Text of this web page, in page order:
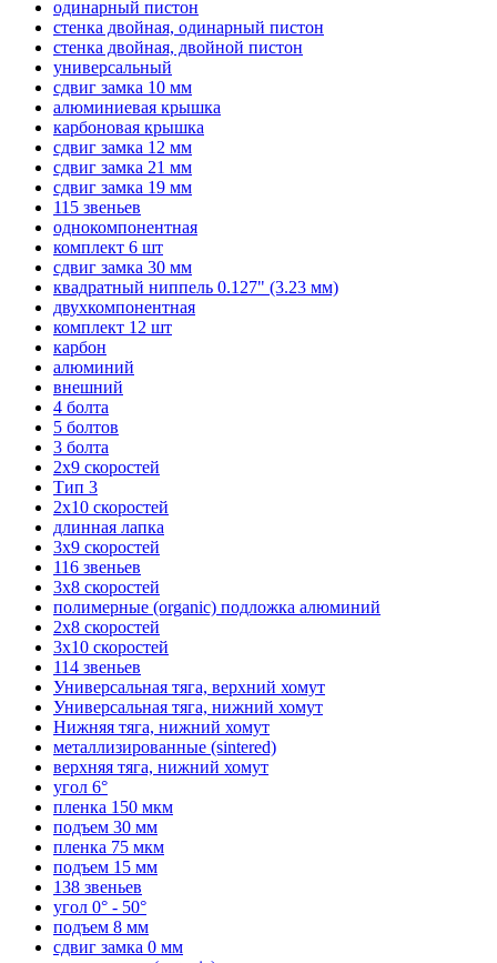
одинарный пистон
стенка двойная, одинарный пистон
стенка двойная, двойной пистон
универсальный
сдвиг замка 10 мм
алюминиевая крышка
карбоновая крышка
сдвиг замка 12 мм
сдвиг замка 21 мм
сдвиг замка 19 мм
115 звеньев
однокомпонентная
комплект 6 шт
сдвиг замка 30 мм
квадратный ниппель 0.127" (3.23 мм)
двухкомпонентная
комплект 12 шт
карбон
алюминий
внешний
4 болта
5 болтов
3 болта
2х9 скоростей
Тип 3
2х10 скоростей
длинная лапка
3х9 скоростей
116 звеньев
3х8 скоростей
полимерные (organic) подложка алюминий
2х8 скоростей
3х10 скоростей
114 звеньев
Универсальная тяга, верхний хомут
Универсальная тяга, нижний хомут
Нижняя тяга, нижний хомут
металлизированные (sintered)
верхняя тяга, нижний хомут
угол 6°
пленка 150 мкм
подъем 30 мм
пленка 75 мкм
подъем 15 мм
138 звеньев
угол 0° - 50°
подъем 8 мм
сдвиг замка 0 мм